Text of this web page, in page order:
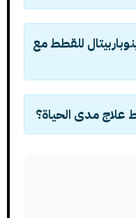
للقطط مع
علاج مدى الحياة؟